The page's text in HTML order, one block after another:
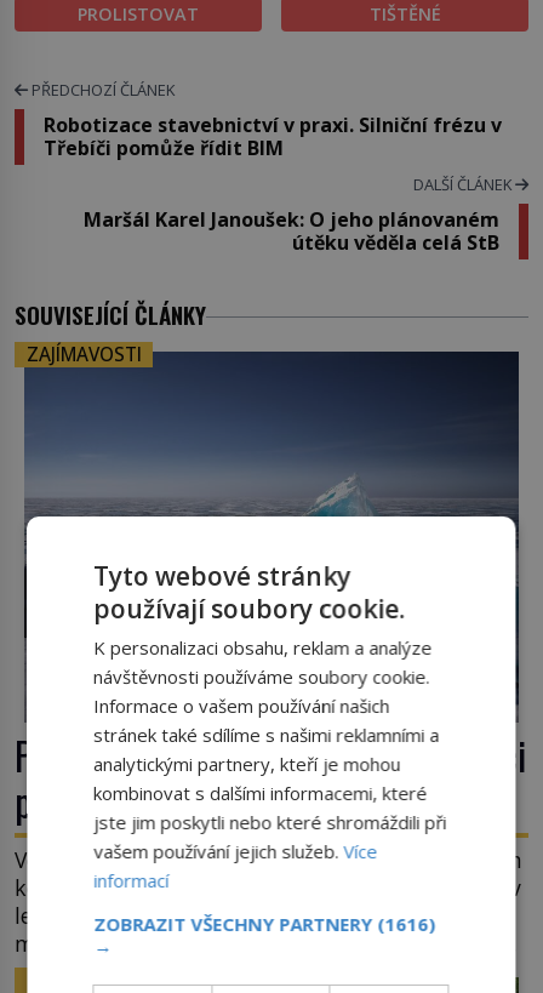
PROLISTOVAT
TIŠTĚNÉ
PŘEDCHOZÍ ČLÁNEK
Robotizace stavebnictví v praxi. Silniční frézu v
Třebíči pomůže řídit BIM
DALŠÍ ČLÁNEK
Maršál Karel Janoušek: O jeho plánovaném
útěku věděla celá StB
SOUVISEJÍCÍ ČLÁNKY
ZAJÍMAVOSTI
Podivuhodná zvířata: Kteří obratlovci
přežijí zmrazení?
Veškeré pokusy se zmražením lidí a jejich oživením
končí (alespoň prozatím) neúspěchem. O tom, že v
ledu mohou přežít mikroorganismy i přes sto
milionů let již z vědeckých výzkumů víme. Ale že
by totální zmrazení byť na jedinou zimu přežili
ZAJÍMAVOSTI
Tyto webové stránky
používají soubory cookie.
K personalizaci obsahu, reklam a analýze
návštěvnosti používáme soubory cookie.
Informace o vašem používání našich
stránek také sdílíme s našimi reklamními a
analytickými partnery, kteří je mohou
kombinovat s dalšími informacemi, které
jste jim poskytli nebo které shromáždili při
vašem používání jejich služeb.Více
informací
ZOBRAZIT VŠECHNY PARTNERY (1616)
→